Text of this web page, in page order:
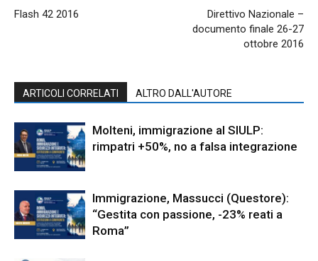
Flash 42 2016
Direttivo Nazionale –
documento finale 26-27
ottobre 2016
ARTICOLI CORRELATI ALTRO DALL'AUTORE
Molteni, immigrazione al SIULP:
rimpatri +50%, no a falsa integrazione
Immigrazione, Massucci (Questore):
“Gestita con passione, -23% reati a
Roma”